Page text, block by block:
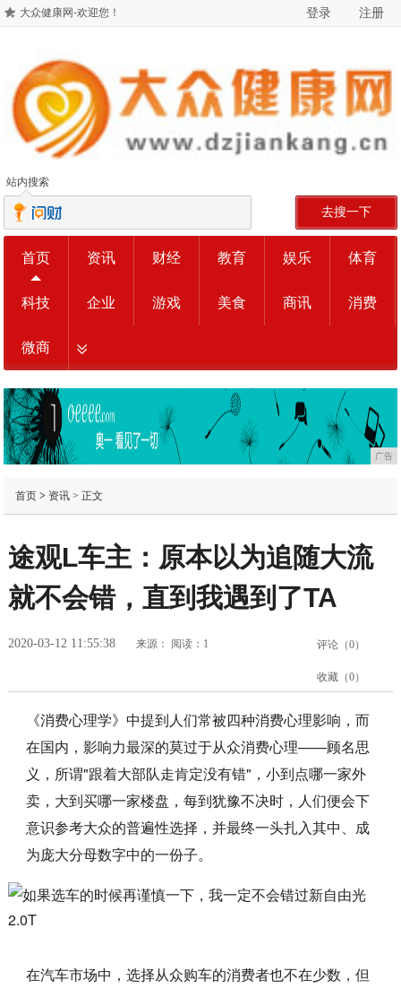
大众健康网-欢迎您！ 登录 注册
站内搜索
去搜一下
首页 资讯 财经 教育 娱乐 体育
科技 企业 游戏 美食 商讯 消费
微商
广告
首页> 资讯> 正文
途观L车主：原本以为追随大流
就不会错，直到我遇到了TA
2020-03-12 11:55:38 来源： 阅读：1 评论（0）
收藏（0）
《消费心理学》中提到人们常被四种消费心理影响，而
在国内，影响力最深的莫过于从众消费心理——顾名思
义，所谓"跟着大部队走肯定没有错"，小到点哪一家外
卖，大到买哪一家楼盘，每到犹豫不决时，人们便会下
意识参考大众的普遍性选择，并最终一头扎入其中、成
为庞大分母数字中的一份子。
在汽车市场中，选择从众购车的消费者也不在少数，但